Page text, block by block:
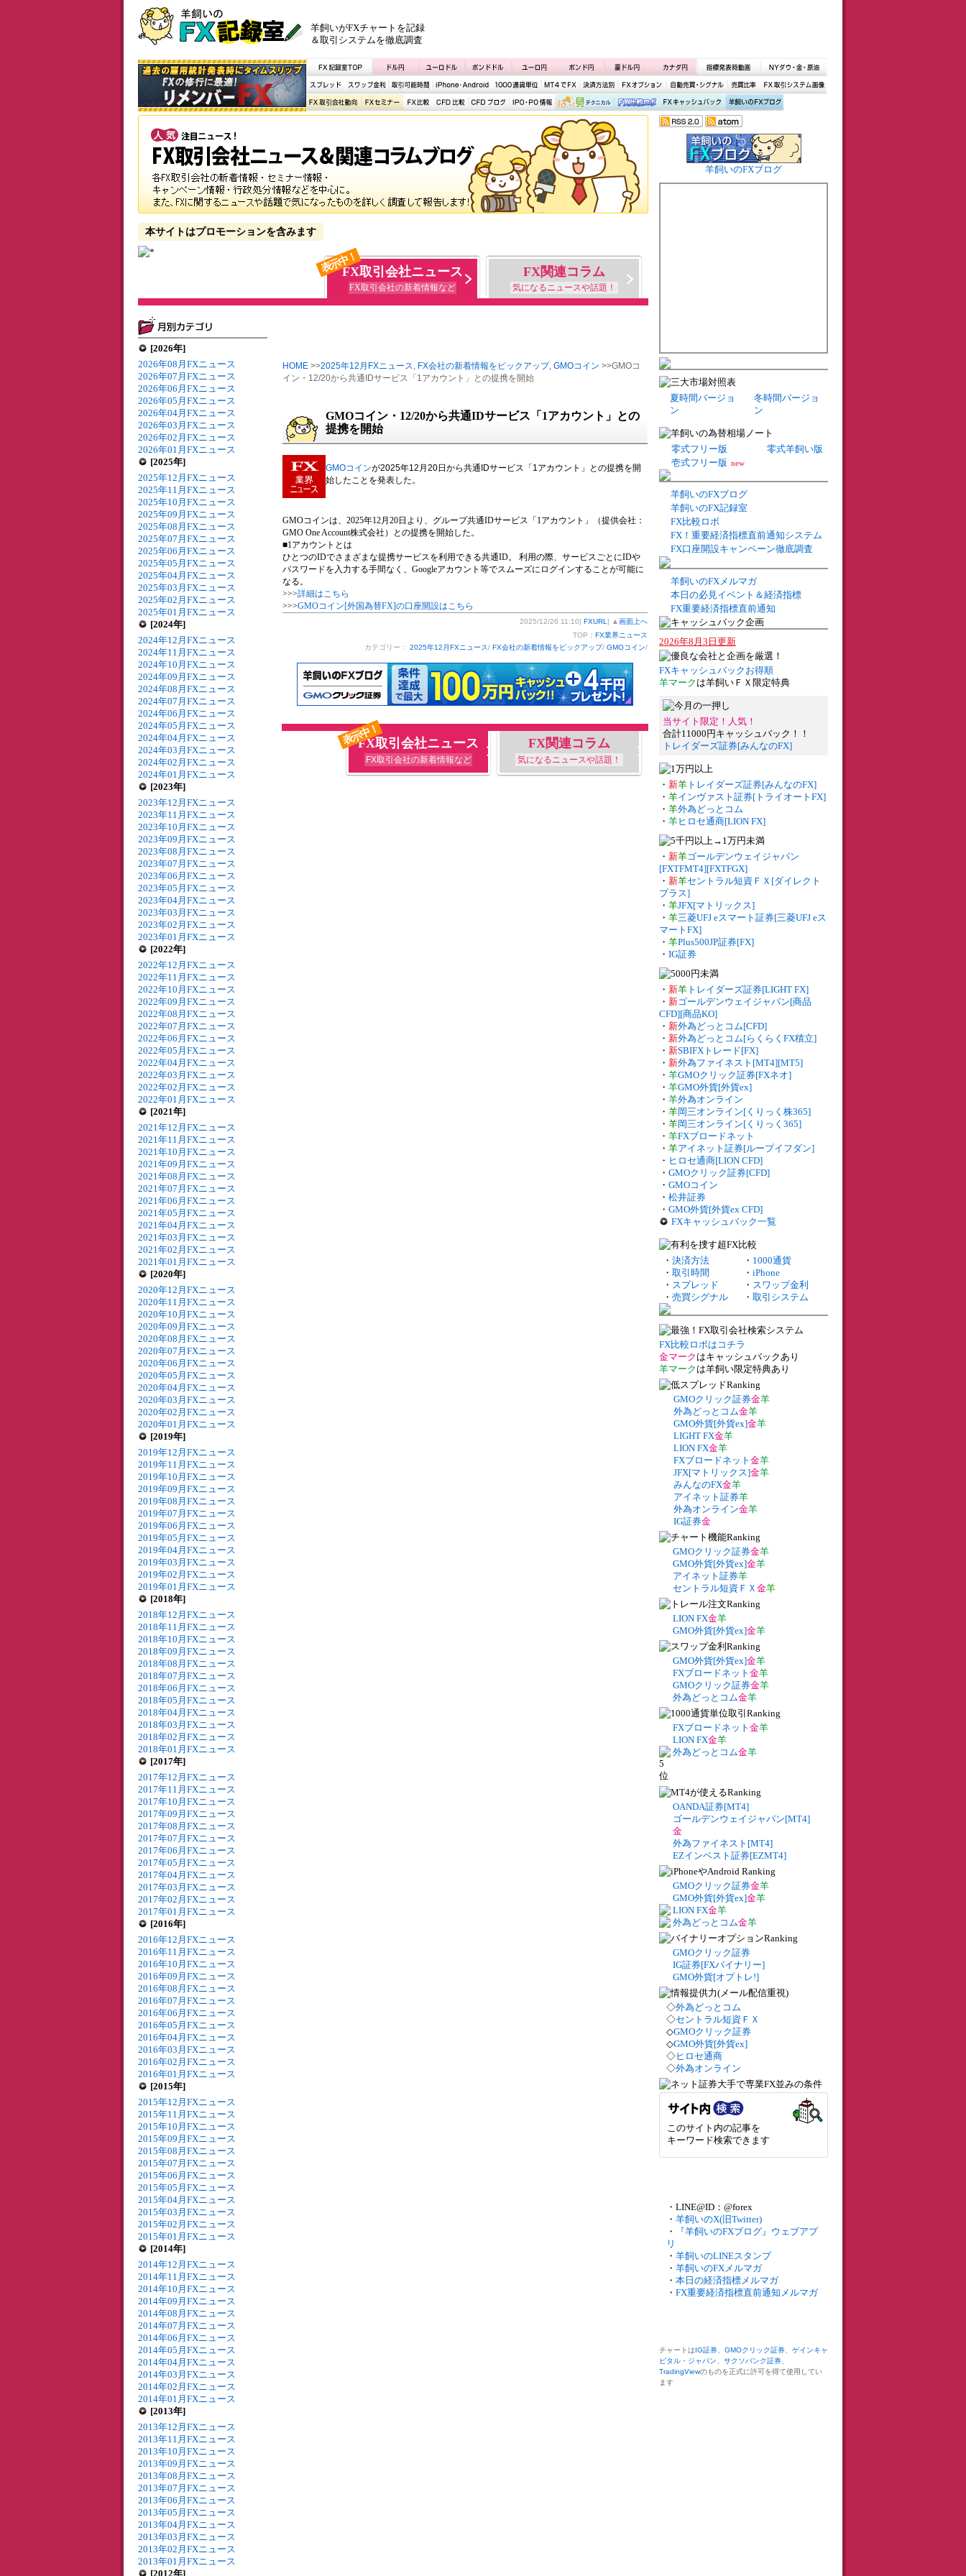
羊飼いがFXチャートを記録
＆取引システムを徹底調査
本サイトはプロモーションを含みます
表示中！FX取引会社ニュース
FX取引会社の新着情報など
FX関連コラム
気になるニュースや話題！
[2026年]
2026年08月FXニュース
2026年07月FXニュース
2026年06月FXニュース
2026年05月FXニュース
2026年04月FXニュース
2026年03月FXニュース
2026年02月FXニュース
2026年01月FXニュース
[2025年]
2025年12月FXニュース
2025年11月FXニュース
2025年10月FXニュース
2025年09月FXニュース
2025年08月FXニュース
2025年07月FXニュース
2025年06月FXニュース
2025年05月FXニュース
2025年04月FXニュース
2025年03月FXニュース
2025年02月FXニュース
2025年01月FXニュース
[2024年]
2024年12月FXニュース
2024年11月FXニュース
2024年10月FXニュース
2024年09月FXニュース
2024年08月FXニュース
2024年07月FXニュース
2024年06月FXニュース
2024年05月FXニュース
2024年04月FXニュース
2024年03月FXニュース
2024年02月FXニュース
2024年01月FXニュース
[2023年]
2023年12月FXニュース
2023年11月FXニュース
2023年10月FXニュース
2023年09月FXニュース
2023年08月FXニュース
2023年07月FXニュース
2023年06月FXニュース
2023年05月FXニュース
2023年04月FXニュース
2023年03月FXニュース
2023年02月FXニュース
2023年01月FXニュース
[2022年]
2022年12月FXニュース
2022年11月FXニュース
2022年10月FXニュース
2022年09月FXニュース
2022年08月FXニュース
2022年07月FXニュース
2022年06月FXニュース
2022年05月FXニュース
2022年04月FXニュース
2022年03月FXニュース
2022年02月FXニュース
2022年01月FXニュース
[2021年]
2021年12月FXニュース
2021年11月FXニュース
2021年10月FXニュース
2021年09月FXニュース
2021年08月FXニュース
2021年07月FXニュース
2021年06月FXニュース
2021年05月FXニュース
2021年04月FXニュース
2021年03月FXニュース
2021年02月FXニュース
2021年01月FXニュース
[2020年]
2020年12月FXニュース
2020年11月FXニュース
2020年10月FXニュース
2020年09月FXニュース
2020年08月FXニュース
2020年07月FXニュース
2020年06月FXニュース
2020年05月FXニュース
2020年04月FXニュース
2020年03月FXニュース
2020年02月FXニュース
2020年01月FXニュース
[2019年]
2019年12月FXニュース
2019年11月FXニュース
2019年10月FXニュース
2019年09月FXニュース
2019年08月FXニュース
2019年07月FXニュース
2019年06月FXニュース
2019年05月FXニュース
2019年04月FXニュース
2019年03月FXニュース
2019年02月FXニュース
2019年01月FXニュース
[2018年]
2018年12月FXニュース
2018年11月FXニュース
2018年10月FXニュース
2018年09月FXニュース
2018年08月FXニュース
2018年07月FXニュース
2018年06月FXニュース
2018年05月FXニュース
2018年04月FXニュース
2018年03月FXニュース
2018年02月FXニュース
2018年01月FXニュース
[2017年]
2017年12月FXニュース
2017年11月FXニュース
2017年10月FXニュース
2017年09月FXニュース
2017年08月FXニュース
2017年07月FXニュース
2017年06月FXニュース
2017年05月FXニュース
2017年04月FXニュース
2017年03月FXニュース
2017年02月FXニュース
2017年01月FXニュース
[2016年]
2016年12月FXニュース
2016年11月FXニュース
2016年10月FXニュース
2016年09月FXニュース
2016年08月FXニュース
2016年07月FXニュース
2016年06月FXニュース
2016年05月FXニュース
2016年04月FXニュース
2016年03月FXニュース
2016年02月FXニュース
2016年01月FXニュース
[2015年]
2015年12月FXニュース
2015年11月FXニュース
2015年10月FXニュース
2015年09月FXニュース
2015年08月FXニュース
2015年07月FXニュース
2015年06月FXニュース
2015年05月FXニュース
2015年04月FXニュース
2015年03月FXニュース
2015年02月FXニュース
2015年01月FXニュース
[2014年]
2014年12月FXニュース
2014年11月FXニュース
2014年10月FXニュース
2014年09月FXニュース
2014年08月FXニュース
2014年07月FXニュース
2014年06月FXニュース
2014年05月FXニュース
2014年04月FXニュース
2014年03月FXニュース
2014年02月FXニュース
2014年01月FXニュース
[2013年]
2013年12月FXニュース
2013年11月FXニュース
2013年10月FXニュース
2013年09月FXニュース
2013年08月FXニュース
2013年07月FXニュース
2013年06月FXニュース
2013年05月FXニュース
2013年04月FXニュース
2013年03月FXニュース
2013年02月FXニュース
2013年01月FXニュース
[2012年]
HOME >>2025年12月FXニュース, FX会社の新着情報をピックアップ, GMOコイン >>GMOコ
イン・12/20から共通IDサービス「1アカウント」との提携を開始
GMOコイン・12/20から共通IDサービス「1アカウント」との
提携を開始
GMOコインが2025年12月20日から共通IDサービス「1アカウント」との提携を開
始したことを発表した。
GMOコインは、2025年12月20日より、グループ共通IDサービス「1アカウント」（提供会社：
GMO One Account株式会社）との提携を開始した。
■1アカウントとは
ひとつのIDでさまざまな提携サービスを利用できる共通ID。 利用の際、サービスごとにIDや
パスワードを入力する手間なく、Googleアカウント等でスムーズにログインすることが可能に
なる。
>>>詳細はこちら
>>>GMOコイン[外国為替FX]の口座開設はこちら
2025/12/26 11:10| FXURL | ▲ 画面上へ
TOP： FX業界ニュース
カテゴリー： 2025年12月FXニュース/ FX会社の新着情報をピックアップ/ GMOコイン/
表示中！
FX取引会社ニュース
FX取引会社の新着情報など
FX関連コラム
気になるニュースや話題！
羊飼いのFXブログ
夏時間バージョ
ン
冬時間バージョ
ン
零式フリー版
零式羊飼い版
壱式フリー版 new
羊飼いのFXブログ
羊飼いのFX記録室
FX比較ロボ
FX！重要経済指標直前通知システム
FX口座開設キャンペーン徹底調査
羊飼いのFXメルマガ
本日の必見イベント＆経済指標
FX重要経済指標直前通知
2026年8月3日更新
FXキャッシュバックお得順
羊マーク は羊飼いＦＸ限定特典
当サイト限定！人気！
合計11000円キャッシュバック！！
トレイダーズ証券[みんなのFX]
・ 新羊 トレイダーズ証券[みんなのFX]
・ 羊インヴァスト証券[トライオートFX]
・ 羊外為どっとコム
・ 羊ヒロセ通商[LION FX]
・ 新羊ゴールデンウェイジャパン
[FXTFMT4][FXTFGX]
・ 新羊セントラル短資ＦＸ[ダイレクト
プラス]
・ 羊JFX[マトリックス]
・ 羊三菱UFJ eスマート証券[三菱UFJ eス
マートFX]
・ 羊Plus500JP証券[FX]
・ IG証券
・ 新羊 トレイダーズ証券[LIGHT FX]
・ 新ゴールデンウェイジャパン[商品
CFD][商品KO]
・ 新外為どっとコム[CFD]
・ 新外為どっとコム[らくらくFX積立]
・ 新SBIFXトレード[FX]
・ 新外為ファイネスト[MT4][MT5]
・ 羊GMOクリック証券[FXネオ]
・ 羊GMO外貨[外貨ex]
・ 羊外為オンライン
・ 羊岡三オンライン[くりっく株365]
・ 羊岡三オンライン[くりっく365]
・ 羊FXブロードネット
・ 羊アイネット証券[ループイフダン]
・ ヒロセ通商[LION CFD]
・ GMOクリック証券[CFD]
・ GMOコイン
・ 松井証券
・ GMO外貨[外貨ex CFD]
FXキャッシュバック一覧
・ 決済方法 ・ 1000通貨
・ 取引時間 ・ iPhone
・ スプレッド ・ スワップ金利
・ 売買シグナル ・ 取引システム
FX比較ロボはコチラ
金マーク はキャッシュバックあり
羊マーク は羊飼い限定特典あり
GMOクリック証券金羊
外為どっとコム金羊
GMO外貨[外貨ex]金羊
LIGHT FX金羊
LION FX金羊
FXブロードネット 金羊
JFX[マトリックス]金羊
みんなのFX金羊
アイネット証券羊
外為オンライン金羊
IG証券金
GMOクリック証券金羊
GMO外貨[外貨ex]金羊
アイネット証券羊
セントラル短資ＦＸ 金羊
LION FX金羊
GMO外貨[外貨ex]金羊
GMO外貨[外貨ex]金羊
FXブロードネット 金羊
GMOクリック証券金羊
外為どっとコム金羊
FXブロードネット 金羊
LION FX金羊
外為どっとコム金羊
OANDA証券[MT4]
ゴールデンウェイジャパン[MT4]
金
外為ファイネスト[MT4]
EZインベスト証券[EZMT4]
GMOクリック証券金羊
GMO外貨[外貨ex]金羊
LION FX金羊
外為どっとコム金羊
GMOクリック証券
IG証券[FXバイナリー]
GMO外貨[オプトレ!]
◇外為どっとコム
◇セントラル短資ＦＸ
◇GMOクリック証券
◇GMO外貨[外貨ex]
◇ヒロセ通商
◇外為オンライン
このサイト内の記事を
キーワード検索できます
・LINE@ID：@forex
・ 羊飼いのX(旧Twitter)
・
『羊飼いのFXブログ』ウェブアプ
リ
・ 羊飼いのLINEスタンプ
・ 羊飼いのFXメルマガ
・ 本日の経済指標メルマガ
・ FX重要経済指標直前通知メルマガ
チャートはIG証券 GMOクリック証券
ゲインキャ
ピタル・ジャパン
サクソバンク証券
TradingViewのものを正式に許可を得て使用してい
ます